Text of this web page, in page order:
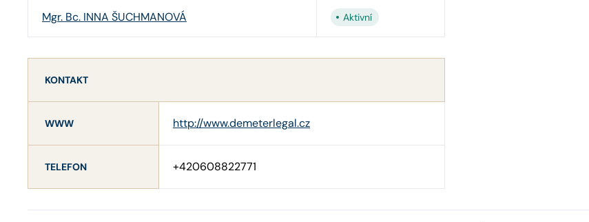
Mgr. Bc. INNA ŠUCHMANOVÁ Aktivní
KONTAKT
WWW http://www.demeterlegal.cz
TELEFON +420608822771